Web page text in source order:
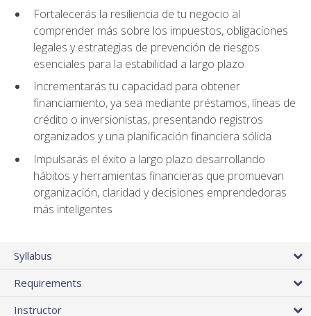
Fortalecerás la resiliencia de tu negocio al
comprender más sobre los impuestos, obligaciones
legales y estrategias de prevención de riesgos
esenciales para la estabilidad a largo plazo
Incrementarás tu capacidad para obtener
financiamiento, ya sea mediante préstamos, líneas de
crédito o inversionistas, presentando registros
organizados y una planificación financiera sólida
Impulsarás el éxito a largo plazo desarrollando
hábitos y herramientas financieras que promuevan
organización, claridad y decisiones emprendedoras
más inteligentes
Syllabus
Requirements
Instructor